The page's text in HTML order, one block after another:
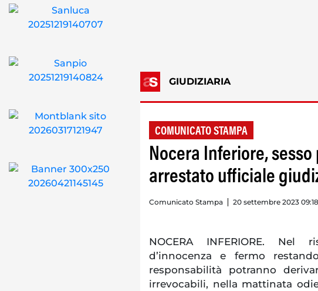
GIUDIZIARIA
COMUNICATO STAMPA
Nocera Inferiore,
arrestato ufficiale
Comunicato Stampa 20 settembre 2023 09:18
NOCERA INFERIORE. Nel
d’innocenza e fermo
responsabilità potranno
irrevocabili, nella mattinata